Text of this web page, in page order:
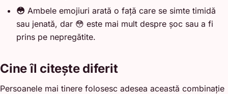
😳 Ambele emojiuri arată o față care se simte timidă
sau jenată, dar 😳 este mai mult despre șoc sau a fi
prins pe nepregătite.
Cine îl citește diferit
Persoanele mai tinere folosesc adesea această combinație